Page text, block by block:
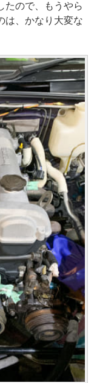
たので、もうやら
は、かなり大変な